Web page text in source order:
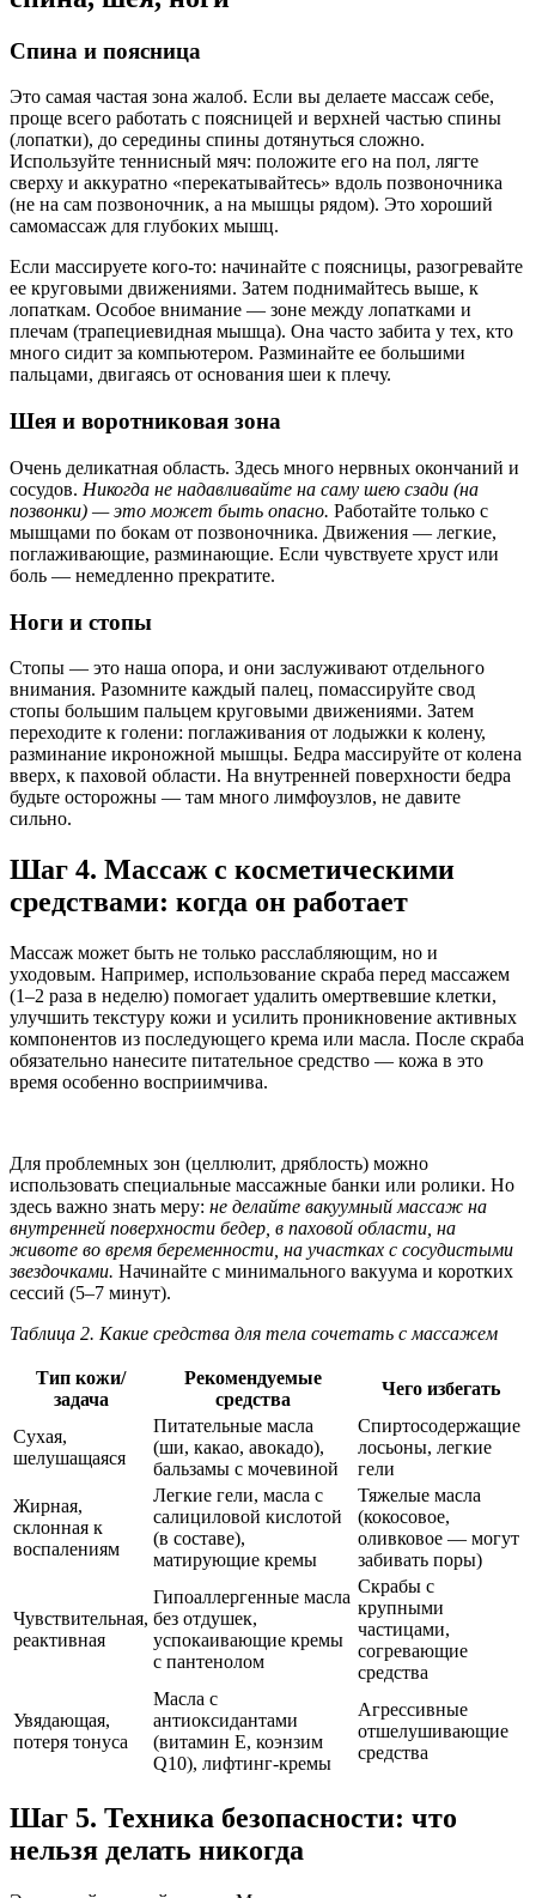
Спина и поясница
Это самая частая зона жалоб. Если вы делаете массаж себе,
проще всего работать с поясницей и верхней частью спины
(лопатки), до середины спины дотянуться сложно.
Используйте теннисный мяч: положите его на пол, лягте
сверху и аккуратно «перекатывайтесь» вдоль позвоночника
(не на сам позвоночник, а на мышцы рядом). Это хороший
самомассаж для глубоких мышц.
Если массируете кого-то: начинайте с поясницы, разогревайте
ее круговыми движениями. Затем поднимайтесь выше, к
лопаткам. Особое внимание — зоне между лопатками и
плечам (трапециевидная мышца). Она часто забита у тех, кто
много сидит за компьютером. Разминайте ее большими
пальцами, двигаясь от основания шеи к плечу.
Шея и воротниковая зона
Очень деликатная область. Здесь много нервных окончаний и
сосудов. Никогда не надавливайте на саму шею сзади (на
позвонки) — это может быть опасно. Работайте только с
мышцами по бокам от позвоночника. Движения — легкие,
поглаживающие, разминающие. Если чувствуете хруст или
боль — немедленно прекратите.
Ноги и стопы
Стопы — это наша опора, и они заслуживают отдельного
внимания. Разомните каждый палец, помассируйте свод
стопы большим пальцем круговыми движениями. Затем
переходите к голени: поглаживания от лодыжки к колену,
разминание икроножной мышцы. Бедра массируйте от колена
вверх, к паховой области. На внутренней поверхности бедра
будьте осторожны — там много лимфоузлов, не давите
сильно.
Шаг 4. Массаж с косметическими
средствами: когда он работает
Массаж может быть не только расслабляющим, но и
уходовым. Например, использование скраба перед массажем
(1–2 раза в неделю) помогает удалить омертвевшие клетки,
улучшить текстуру кожи и усилить проникновение активных
компонентов из последующего крема или масла. После скраба
обязательно нанесите питательное средство — кожа в это
время особенно восприимчива.
Для проблемных зон (целлюлит, дряблость) можно
использовать специальные массажные банки или ролики. Но
здесь важно знать меру: не делайте вакуумный массаж на
внутренней поверхности бедер, в паховой области, на
животе во время беременности, на участках с сосудистыми
звездочками. Начинайте с минимального вакуума и коротких
сессий (5–7 минут).
Таблица 2. Какие средства для тела сочетать с массажем
Тип кожи/
задача
Рекомендуемые
средства
Чего избегать
Сухая,
шелушащаяся
Питательные масла
(ши, какао, авокадо),
бальзамы с мочевиной
Спиртосодержащие
лосьоны, легкие
гели
Жирная,
склонная к
воспалениям
Легкие гели, масла с
салициловой кислотой
(в составе),
матирующие кремы
Тяжелые масла
(кокосовое,
оливковое — могут
забивать поры)
Чувствительная,
реактивная
Гипоаллергенные масла
без отдушек,
успокаивающие кремы
с пантенолом
Скpaбы с
крупными
частицами,
согревающие
средства
Увядающая,
потеря тонуса
Масла с
антиоксидантами
(витамин Е, коэнзим
Q10), лифтинг-кремы
Агрессивные
отшелушивающие
средства
Шаг 5. Техника безопасности: что
нельзя делать никогда